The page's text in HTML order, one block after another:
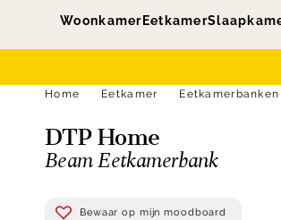
Woonkamer Eetkamer
Home
Eetkamer Eetkamerbanken
DTP Home
Beam Eetkamerbank
Bewaar op mijn moodboard